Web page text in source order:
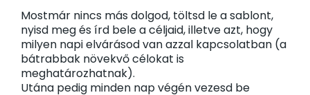
Mostmár nincs más dolgod, töltsd le a sablont,
nyisd meg és írd bele a céljaid, illetve azt, hogy
milyen napi elvárásod van azzal kapcsolatban (a
bátrabbak növekvő célokat is
meghatározhatnak).
Utána pedig minden nap végén vezesd be